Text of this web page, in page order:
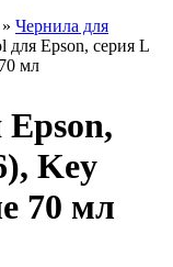
» Чернила для
для Epson, серия L
мл
Key
70 мл